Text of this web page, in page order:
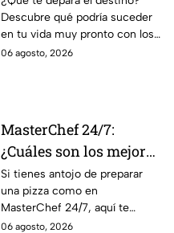
podrían dejar de estar
solteros más pronto de
lo que imaginan y
Descubre qué podría suceder
en tu vida muy pronto con los
horóscopos de Nana Calistar;
06 agosto, 2026
MasterChef 24/7:
¿Cuáles son los mejores
quesos para preparar
pizza en casa?
Si tienes antojo de preparar
una pizza como en
MasterChef 24/7, aquí te
contamos todo lo que debes
06 agosto, 2026